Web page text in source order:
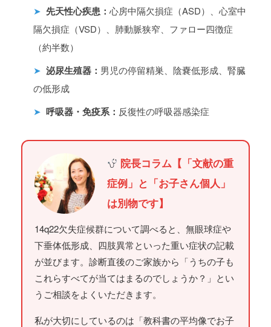
➤ 先天性心疾患： 心房中隔欠損症（ASD）、心室中
隔欠損症（VSD）、肺動脈狭窄、ファロー四徴症
（約半数）
➤ 泌尿生殖器： 男児の停留精巣、陰嚢低形成、腎臓
の低形成
➤ 呼吸器・免疫系： 反復性の呼吸器感染症
院長コラム【「文献の重
症例」と「お子さん個人」
は別物です】
14q22欠失症候群について調べると、無眼球症や
下垂体低形成、四肢異常といった重い症状の記載
が並びます。診断直後のご家族から「うちの子も
これらすべてが当てはまるのでしょうか？」とい
うご相談をよくいただきます。
私が大切にしているのは「教科書の平均像でお子